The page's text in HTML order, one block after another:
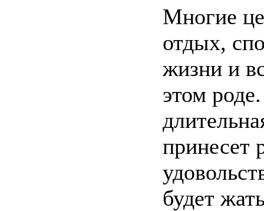
Многие
отдых,
жизни и
этом
принесет
будет